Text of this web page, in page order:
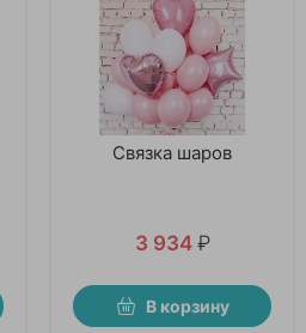
Связка шаров
3 934 ₽
В корзину